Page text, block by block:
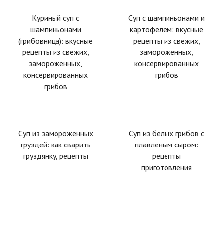
Куриный суп с
шампиньонами
(грибовница): вкусные
рецепты из свежих,
замороженных,
консервированных
грибов
Суп с шампиньонами и
картофелем: вкусные
рецепты из свежих,
замороженных,
консервированных
грибов
Суп из замороженных
груздей: как сварить
груздянку, рецепты
Суп из белых грибов с
плавленым сыром:
рецепты
приготовления